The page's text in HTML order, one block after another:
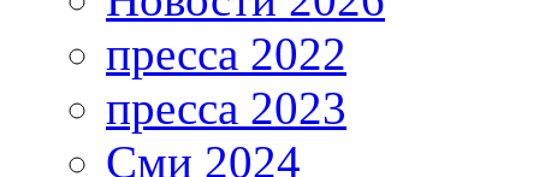
пресса 2022
пресса 2023
Сми 2024